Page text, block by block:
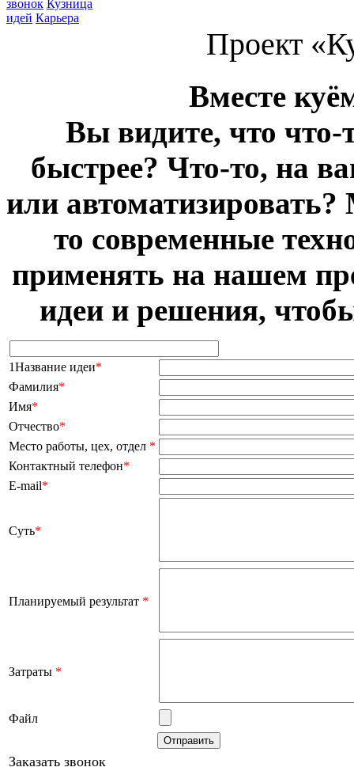
звонок Кузница
идей Карьера
Проект
Вместе
Вы видите, что
быстрее? Что-то, на
или
то современные
применять на нашем
идеи и решения,
1Название идеи*
Фамилия*
Имя*
Отчество*
Место работы, цех, отдел *
Контактный телефон*
E-mail*
Суть*
Планируемый результат *
Затраты *
Файл
Заказать звонок